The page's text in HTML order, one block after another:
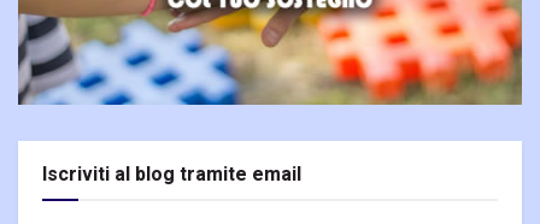
Iscriviti al blog tramite email